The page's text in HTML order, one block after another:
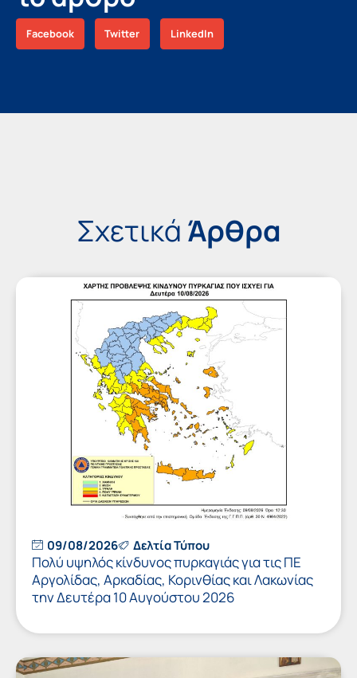
Facebook Twitter LinkedIn
Σχετικά Άρθρα
09/08/2026 Δελτία Τύπου
Πολύ υψηλός κίνδυνος πυρκαγιάς για τις ΠΕ
Αργολίδας, Αρκαδίας, Κορινθίας και Λακωνίας
την Δευτέρα 10 Αυγούστου 2026